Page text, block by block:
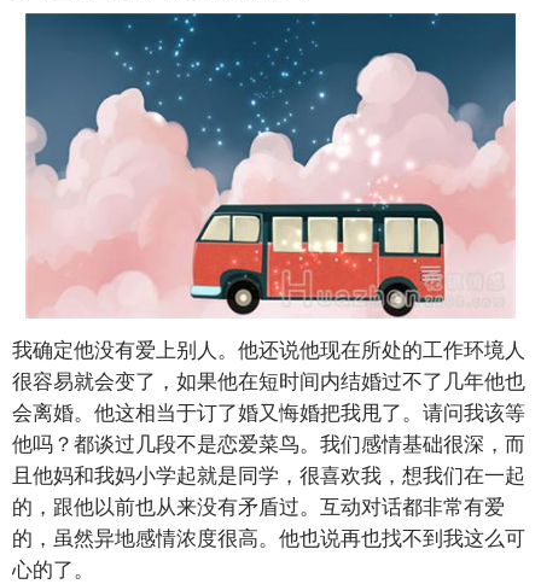
我确定他没有爱上别人。他还说他现在所处的工作环境人
很容易就会变了，如果他在短时间内结婚过不了几年他也
会离婚。他这相当于订了婚又悔婚把我甩了。请问我该等
他吗？都谈过几段不是恋爱菜鸟。我们感情基础很深，而
且他妈和我妈小学起就是同学，很喜欢我，想我们在一起
的，跟他以前也从来没有矛盾过。互动对话都非常有爱
的，虽然异地感情浓度很高。他也说再也找不到我这么可
心的了。